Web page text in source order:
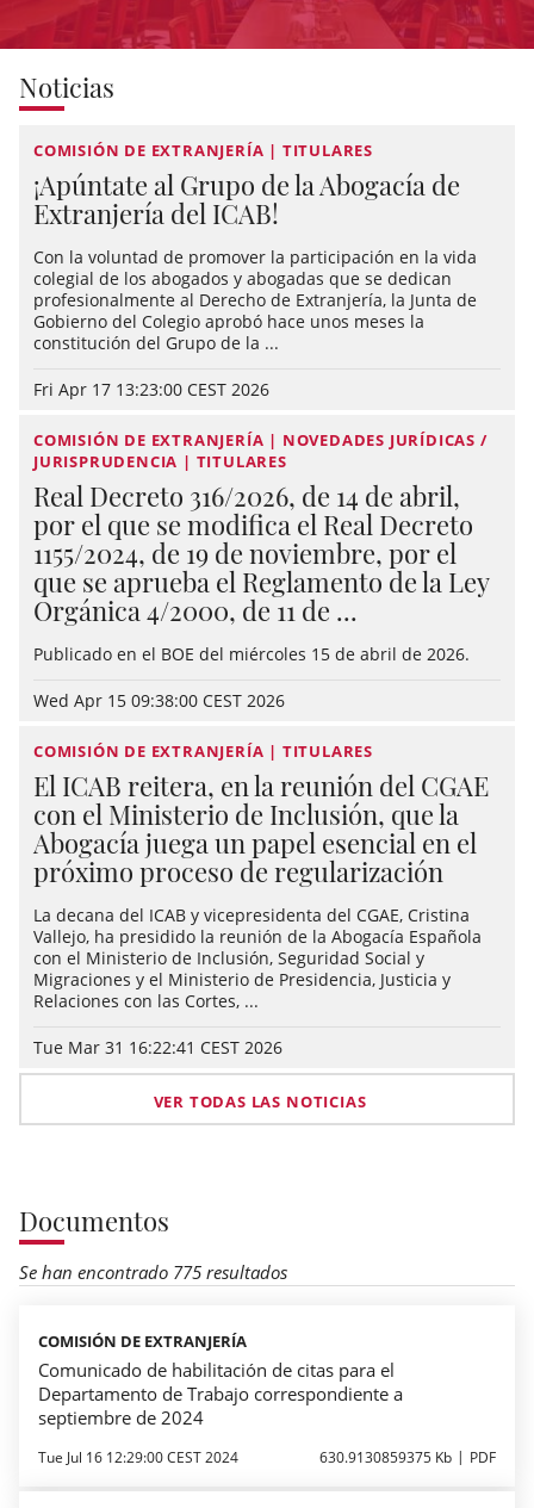
Noticias
COMISIÓN DE EXTRANJERÍA | TITULARES
¡Apúntate al Grupo de la Abogacía de
Extranjería del ICAB!
Con la voluntad de promover la participación en la vida
colegial de los abogados y abogadas que se dedican
profesionalmente al Derecho de Extranjería, la Junta de
Gobierno del Colegio aprobó hace unos meses la
constitución del Grupo de la ...
Fri Apr 17 13:23:00 CEST 2026
COMISIÓN DE EXTRANJERÍA | NOVEDADES JURÍDICAS /
JURISPRUDENCIA | TITULARES
Real Decreto 316/2026, de 14 de abril,
por el que se modifica el Real Decreto
1155/2024, de 19 de noviembre, por el
que se aprueba el Reglamento de la Ley
Orgánica 4/2000, de 11 de ...
Publicado en el BOE del miércoles 15 de abril de 2026.
Wed Apr 15 09:38:00 CEST 2026
COMISIÓN DE EXTRANJERÍA | TITULARES
El ICAB reitera, en la reunión del CGAE
con el Ministerio de Inclusión, que la
Abogacía juega un papel esencial en el
próximo proceso de regularización
La decana del ICAB y vicepresidenta del CGAE, Cristina
Vallejo, ha presidido la reunión de la Abogacía Española
con el Ministerio de Inclusión, Seguridad Social y
Migraciones y el Ministerio de Presidencia, Justicia y
Relaciones con las Cortes, ...
Tue Mar 31 16:22:41 CEST 2026
VER TODAS LAS NOTICIAS
Documentos
Se han encontrado 775 resultados
COMISIÓN DE EXTRANJERÍA
Comunicado de habilitación de citas para el
Departamento de Trabajo correspondiente a
septiembre de 2024
Tue Jul 16 12:29:00 CEST 2024 630.9130859375 Kb PDF